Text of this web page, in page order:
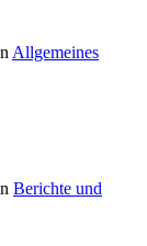
Allgemeines
Berichte und